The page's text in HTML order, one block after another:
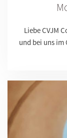
Liebe CVJM
und bei uns im